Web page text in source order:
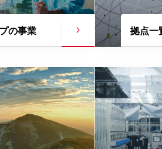
の事業 拠点一